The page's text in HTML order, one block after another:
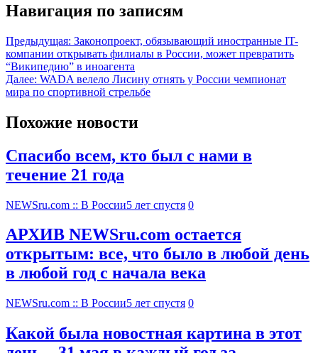
Навигация по записям
Предыдущая: Законопроект, обязывающий иностранные IT-
компании открывать филиалы в России, может превратить
“Википедию” в иноагента
Далее: WADA велело Лисину отнять у России чемпионат
мира по спортивной стрельбе
Похожие новости
Спасибо всем, кто был с нами в
течение 21 года
NEWSru.com :: В России5 лет спустя 0
АРХИВ NEWSru.com остается
открытым: все, что было в любой день
в любой год с начала века
NEWSru.com :: В России5 лет спустя 0
Какой была новостная картина в этот